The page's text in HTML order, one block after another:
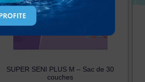
SUPER SENI PLUS M – Sac de 30
couches